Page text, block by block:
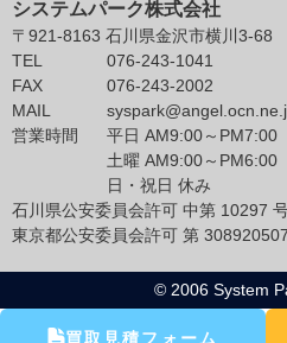
買取見積フォーム
システムパーク株式会社
〒921-8163 石川県金沢市横川3-68
TEL
076-243-1041
FAX
076-243-2002
MAIL
営業時間
平日 AM9:00～PM7:00
土曜 AM9:00～PM6:00
日・祝日 休み
石川県公安委員会許可 中第 10297
東京都公安委員会許可 第
© 2006 System